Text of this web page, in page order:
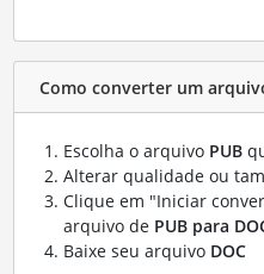
Como converter um
Escolha o arquivo PUB
Alterar qualidade ou
Clique em "Iniciar
arquivo de PUB para
Baixe seu arquivo DOC